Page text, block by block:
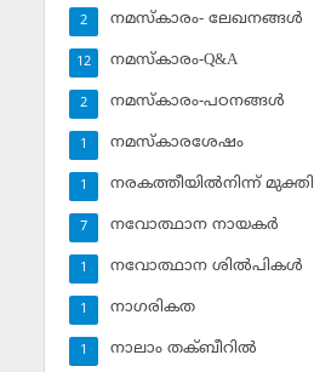
നമസ്‌കാരം- ലേഖനങ്ങള്‍
2
നമസ്‌കാരം-Q&A
12
നമസ്‌കാരം-പഠനങ്ങള്‍
2
നമസ്‌കാരശേഷം
1
നരകത്തീയില്‍നിന്ന് മുക്തി
1
നവോത്ഥാന നായകര്‍
7
നവോത്ഥാന ശില്‍പികള്‍
1
നാഗരികത
1
നാലാം തക്ബീറില്‍
1